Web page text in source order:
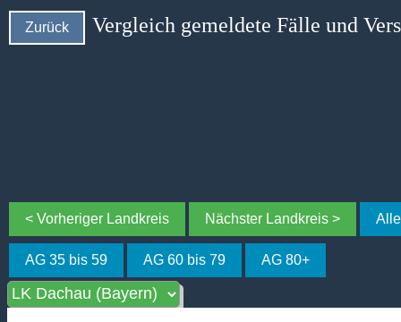
Zurück Vergleich gemeldete Fälle und
< Vorheriger Landkreis Nächster Landkreis >
AG 35 bis 59 AG 60 bis 79 AG 80+